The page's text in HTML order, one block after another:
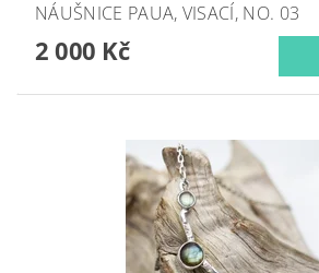
NÁUŠNICE PAUA, VISACÍ, NO. 03
2 000 Kč